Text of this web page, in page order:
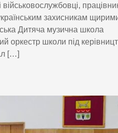
захисникам
Дитяча музична школа
оркестр школи під
[…]